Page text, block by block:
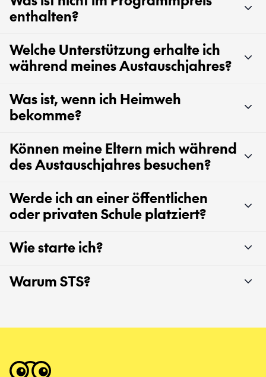
enthalten?
Welche Unterstützung erhalte ich
während meines Austauschjahres?
Was ist, wenn ich Heimweh
bekomme?
Können meine Eltern mich während
des Austauschjahres besuchen?
Werde ich an einer öffentlichen
oder privaten Schule platziert?
Wie starte ich?
Warum STS?